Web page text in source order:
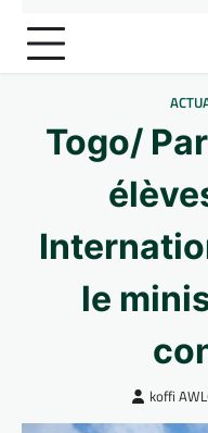
Togo/
le
koffi